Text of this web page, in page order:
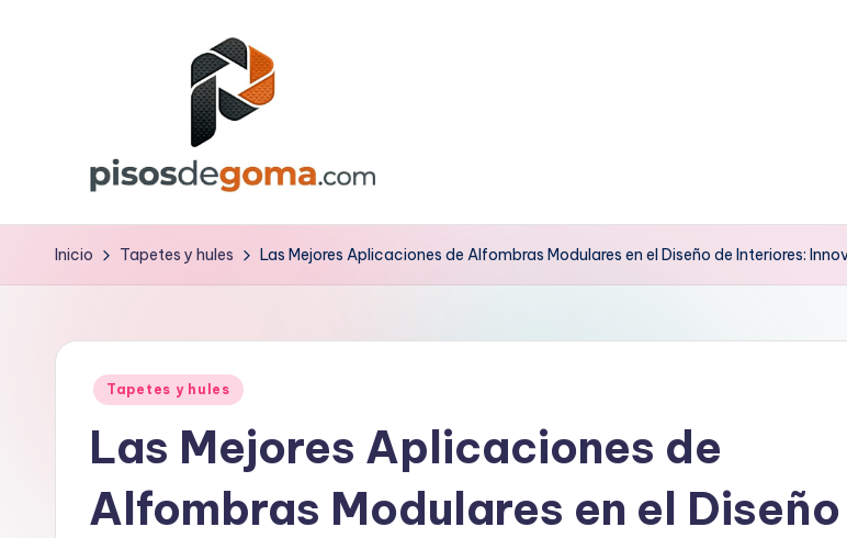
P
is
s
Inicio Tapetes y hules Las Mejores Aplicaciones de Alfombras Modulares en el Diseño de Interiores:
Publicado
Tapetes y hules
Las Mejores Aplicaciones de
Alfombras Modulares en el